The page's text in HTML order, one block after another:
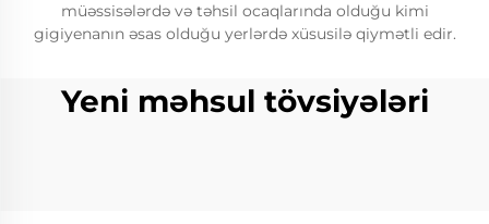
müəssisələrdə və təhsil ocaqlarında olduğu kimi
gigiyenanın əsas olduğu yerlərdə xüsusilə qiymətli edir.
Yeni məhsul tövsiyələri